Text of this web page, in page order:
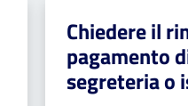
Chiedere il
pagamento
segreteria o